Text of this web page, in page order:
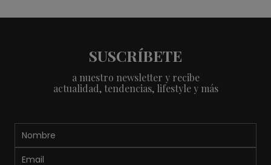
SUSCRÍBETE
a nuestro newsletter y recibe
actualidad, tendencias, lifestyle y más